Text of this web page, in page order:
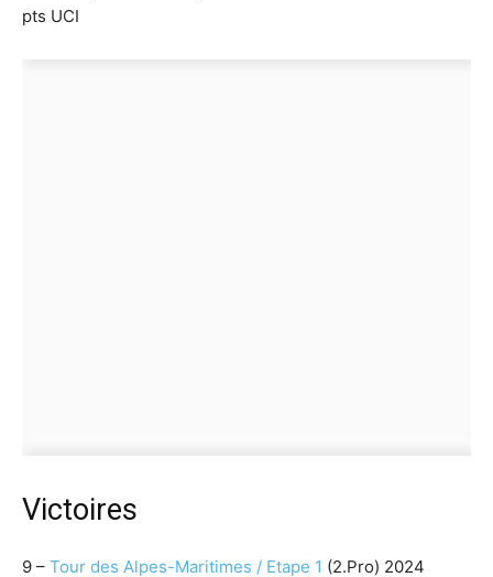
pts UCI
Victoires
9 – Tour des Alpes-Maritimes / Etape 1 (2.Pro) 2024